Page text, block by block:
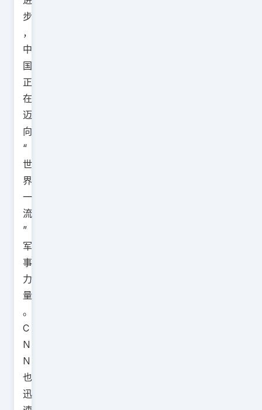
步
，
中
国
正
在
迈
向
“
世
界
一
流
”
军
事
力
量
。
C
N
N
也
迅